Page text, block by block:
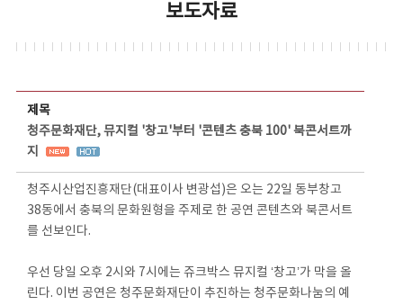
보도자료
제목
청주문화재단, 뮤지컬 '창고'부터 '콘텐츠 충북 100' 북콘서트까
지
청주시산업진흥재단(대표이사 변광섭)은 오는 22일 동부창고
38동에서 충북의 문화원형을 주제로 한 공연 콘텐츠와 북콘서트
를 선보인다.
우선 당일 오후 2시와 7시에는 쥬크박스 뮤지컬 ‘창고’가 막을 올
린다. 이번 공연은 청주문화재단이 추진하는 청주문화나눔의 예